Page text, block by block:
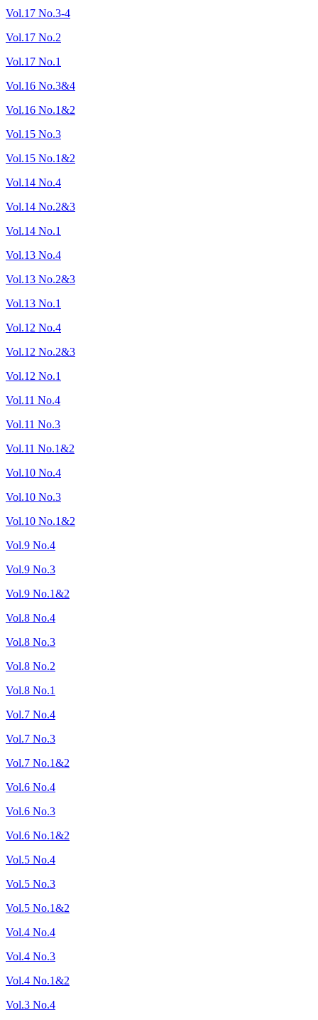
Vol.17 No.3-4
Vol.17 No.2
Vol.17 No.1
Vol.16 No.3&4
Vol.16 No.1&2
Vol.15 No.3
Vol.15 No.1&2
Vol.14 No.4
Vol.14 No.2&3
Vol.14 No.1
Vol.13 No.4
Vol.13 No.2&3
Vol.13 No.1
Vol.12 No.4
Vol.12 No.2&3
Vol.12 No.1
Vol.11 No.4
Vol.11 No.3
Vol.11 No.1&2
Vol.10 No.4
Vol.10 No.3
Vol.10 No.1&2
Vol.9 No.4
Vol.9 No.3
Vol.9 No.1&2
Vol.8 No.4
Vol.8 No.3
Vol.8 No.2
Vol.8 No.1
Vol.7 No.4
Vol.7 No.3
Vol.7 No.1&2
Vol.6 No.4
Vol.6 No.3
Vol.6 No.1&2
Vol.5 No.4
Vol.5 No.3
Vol.5 No.1&2
Vol.4 No.4
Vol.4 No.3
Vol.4 No.1&2
Vol.3 No.4